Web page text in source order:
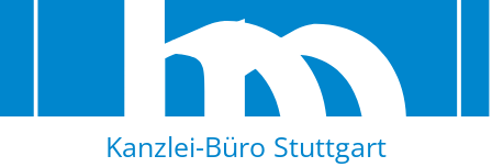
Kanzlei-Büro Stuttgart